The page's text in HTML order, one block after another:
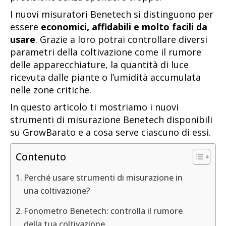
I nuovi misuratori Benetech si distinguono per
essere economici, affidabili e molto facili da
usare. Grazie a loro potrai controllare diversi
parametri della coltivazione come il rumore
delle apparecchiature, la quantità di luce
ricevuta dalle piante o l’umidità accumulata
nelle zone critiche.
In questo articolo ti mostriamo i nuovi
strumenti di misurazione Benetech disponibili
su GrowBarato e a cosa serve ciascuno di essi.
Contenuto
Perché usare strumenti di misurazione in
una coltivazione?
Fonometro Benetech: controlla il rumore